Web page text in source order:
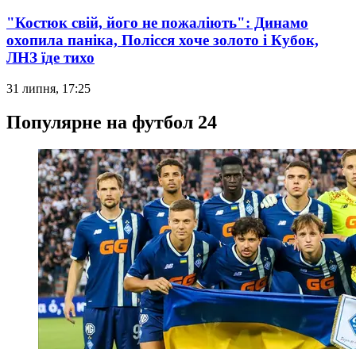
"Костюк свій, його не пожаліють": Динамо
охопила паніка, Полісся хоче золото і Кубок,
ЛНЗ їде тихо
31 липня, 17:25
Популярне на футбол 24